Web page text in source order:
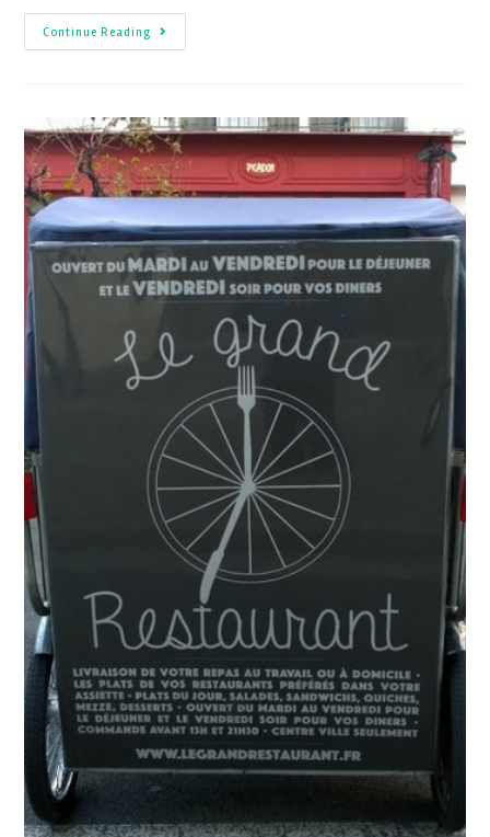
Continue Reading